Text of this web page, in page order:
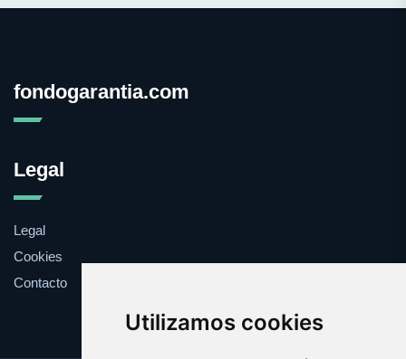
Utilizamos cookies
fondogarantia.com
Legal
Legal
Cookies
Contacto